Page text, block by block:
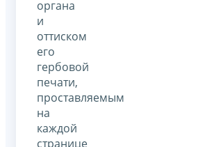
органа
и
оттиском
его
гербовой
печати,
проставляемым
на
каждой
странице